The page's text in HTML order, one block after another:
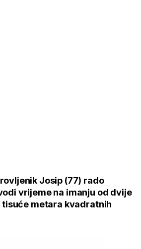
Josip (77) rado
vrijeme na imanju od dvije
tisuće metara kvadratnih